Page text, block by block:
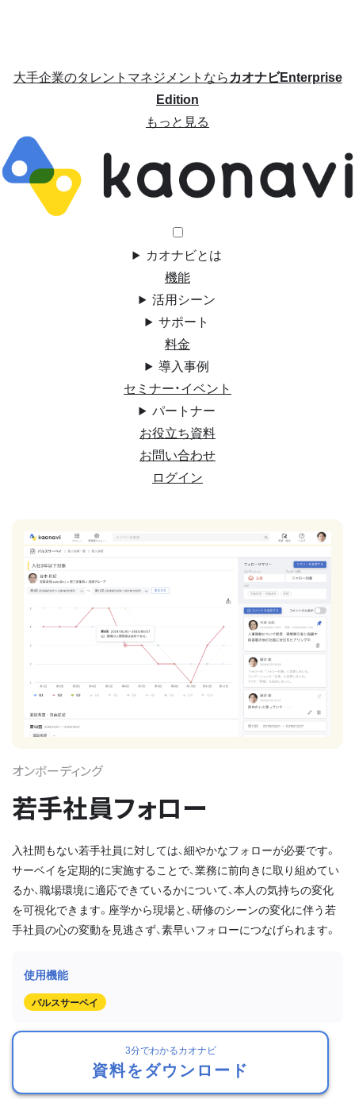
大手企業のタレントマネジメントならカオナビEnterprise
Edition
もっと見る
カオナビとは
機能
活用シーン
サポート
料金
導入事例
セミナー・イベント
パートナー
お役立ち資料
お問い合わせ
ログイン
オンボーディング
若手社員フォロー
入社間もない若手社員に対しては、細やかなフォローが必要です。
サーベイを定期的に実施することで、業務に前向きに取り組めてい
るか、職場環境に適応できているかについて、本人の気持ちの変化
を可視化できます。座学から現場と、研修のシーンの変化に伴う若
手社員の心の変動を見逃さず、素早いフォローにつなげられます。
パルスサーベイ
3分でわかるカオナビ
資料をダウンロード